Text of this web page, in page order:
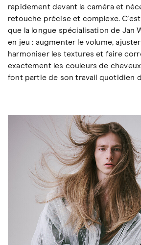
rapidement devant la caméra et
retouche précise et complexe.
que la longue spécialisation de Jan
en jeu : augmenter le volume,
harmoniser les textures et faire
exactement les couleurs de
font partie de son travail quotidien